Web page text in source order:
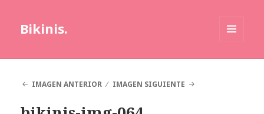
Bikinis.
IMAGEN ANTERIOR
IMAGEN SIGUIENTE